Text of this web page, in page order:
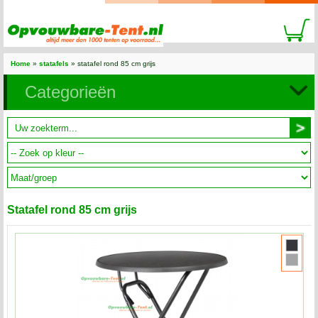
Home » statafels » statafel rond 85 cm grijs
Categorieën
Statafel rond 85 cm grijs